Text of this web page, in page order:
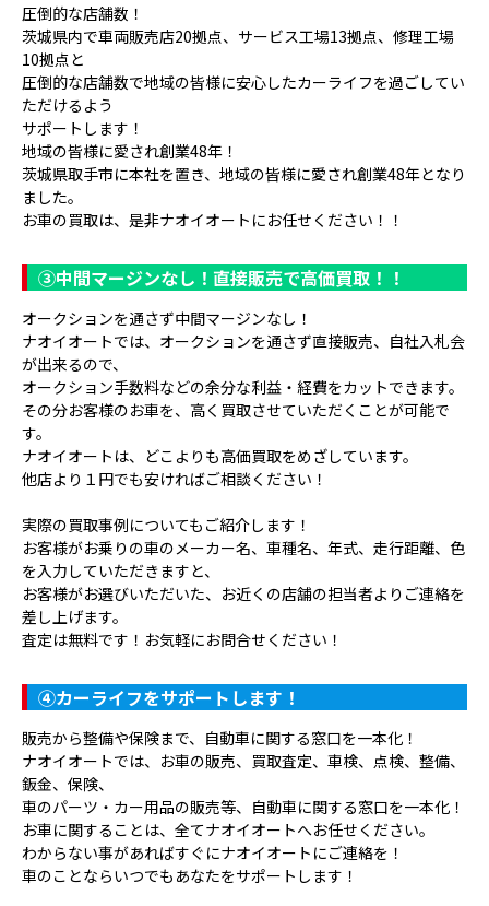
圧倒的な店舗数！
茨城県内で車両販売店20拠点、サービス工場13拠点、修理工場
10拠点と
圧倒的な店舗数で地域の皆様に安心したカーライフを過ごしてい
ただけるよう
サポートします！
地域の皆様に愛され創業48年！
茨城県取手市に本社を置き、地域の皆様に愛され創業48年となり
ました。
お車の買取は、是非ナオイオートにお任せください！！
③中間マージンなし！直接販売で高価買取！！
オークションを通さず中間マージンなし！
ナオイオートでは、オークションを通さず直接販売、自社入札会
が出来るので、
オークション手数料などの余分な利益・経費をカットできます。
その分お客様のお車を、高く買取させていただくことが可能で
す。
ナオイオートは、どこよりも高価買取をめざしています。
他店より１円でも安ければご相談ください！
実際の買取事例についてもご紹介します！
お客様がお乗りの車のメーカー名、車種名、年式、走行距離、色
を入力していただきますと、
お客様がお選びいただいた、お近くの店舗の担当者よりご連絡を
差し上げます。
査定は無料です！お気軽にお問合せください！
④カーライフをサポートします！
販売から整備や保険まで、自動車に関する窓口を一本化！
ナオイオートでは、お車の販売、買取査定、車検、点検、整備、
鈑金、保険、
車のパーツ・カー用品の販売等、自動車に関する窓口を一本化！
お車に関することは、全てナオイオートへお任せください。
わからない事があればすぐにナオイオートにご連絡を！
車のことならいつでもあなたをサポートします！